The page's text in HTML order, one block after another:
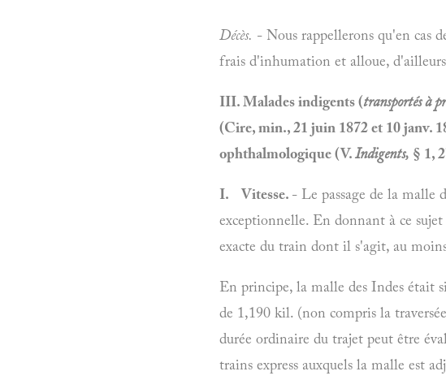
Décès. - Nous rappellerons qu'en cas
frais d'inhumation et alloue,
III. Malades indigents (transportés à
(Cire, min., 21 juin 1872 et 10 janv.
ophthalmologique (V.Indigents, § 1,
I. Vitesse. - Le passage de la malle
exceptionnelle. En donnant à ce
exacte du train dont il s'agit, au
En principe, la malle des Indes était
de 1,190 kil. (non compris la
durée ordinaire du trajet peut être
trains express auxquels la malle est